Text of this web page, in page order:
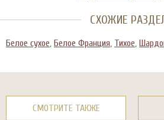
СХОЖИЕ
Белое сухое, Белое Франция, Тихое,
СМОТРИТЕ ТАКЖЕ